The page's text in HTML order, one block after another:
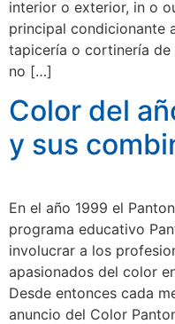
interior o exterior, in o
principal condicionante
tapicería o cortinería
no […]
Color del
y sus
En el año 1999 el
programa educativo
involucrar a los
apasionados del color
Desde entonces cada
anuncio del Color